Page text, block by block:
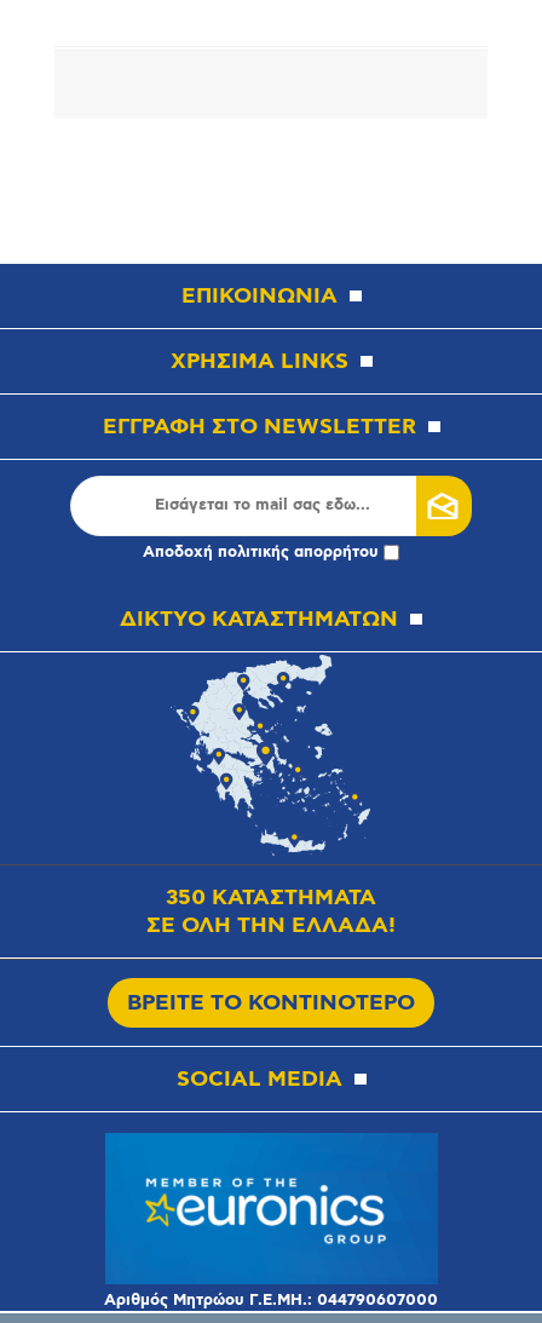
ΕΠΙΚΟΙΝΩΝΙΑ
ΧΡΗΣΙΜΑ LINKS
ΕΓΓΡΑΦΗ ΣΤΟ NEWSLETTER
Αποδοχή πολιτικής απορρήτου
ΔΙΚΤΥΟ ΚΑΤΑΣΤΗΜΑΤΩΝ
350 ΚΑΤΑΣΤΗΜΑΤΑ
ΣΕ ΟΛΗ ΤΗΝ ΕΛΛΑΔΑ!
ΒΡΕΙΤΕ ΤΟ ΚΟΝΤΙΝΟΤΕΡΟ
SOCIAL MEDIA